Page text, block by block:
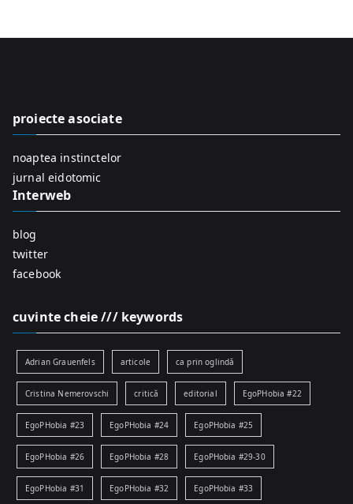
o
proiecte asociate
noaptea instinctelor
jurnal eidotomic
Interweb
blog
twitter
facebook
cuvinte cheie /// keywords
Adrian Grauenfels articole ca prin oglindă
Cristina Nemerovschi critică editorial EgoPHobia #22
EgoPHobia #23 EgoPHobia #24 EgoPHobia #25
EgoPHobia #26 EgoPHobia #28 EgoPHobia #29-30
EgoPHobia #31 EgoPHobia #32 EgoPHobia #33